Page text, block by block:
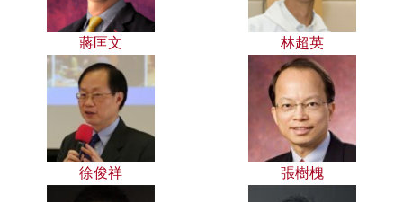
蔣匡文 林超英
徐俊祥 張樹槐